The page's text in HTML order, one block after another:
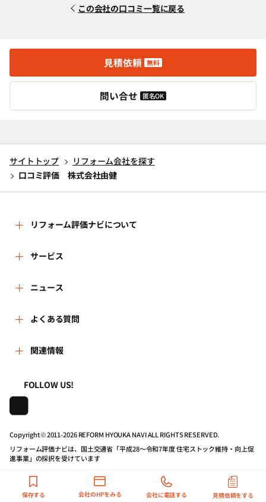
この会社の口コミ一覧に戻る
見積依頼 無料
問い合せ 匿名OK
サイトトップ
リフォーム会社を探す
口コミ評価 株式会社由健
保存する 会社のHPをみる 会社に電話する 見積依頼をする
リフォーム評価ナビについて
リフォーム評価ナビとは
運営体制
はじめての方へ
事務局へのお問い合せ
地域の相談窓口のみなさまへ
住宅関連機関リンク集
リフォーム評価ナビPRO
サービス
リフォーム会社を探す
リフォーム事例を見る
リフォームを相談する
リフォームを学ぶ
マイページの活用
ニュース
新着情報
講習会・セミナー
連携機関・企業・団体トピックス
よくある質問
よくある質問
利用規約
プライバシーポリシー
動作推奨環境について
公式バナーのダウンロード
関連情報
一般財団法人住まいづくりナビセンター
株式会社日本建築住宅センター
FOLLOW US!
Copyright © 2011-2026 REFORM HYOUKA NAVI ALL RIGHTS RESERVED.
リフォーム評価ナビは、国土交通省「平成28～令和7年度 住宅ストック維持・向上促
進事業」の採択を受けています